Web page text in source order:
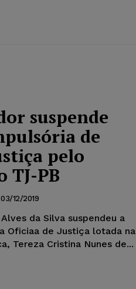
suspende
de
pelo
TJ-PB
03/12/2019
da Silva suspendeu a
Oficiaa de Justiça lotada na
Tereza Cristina Nunes de...